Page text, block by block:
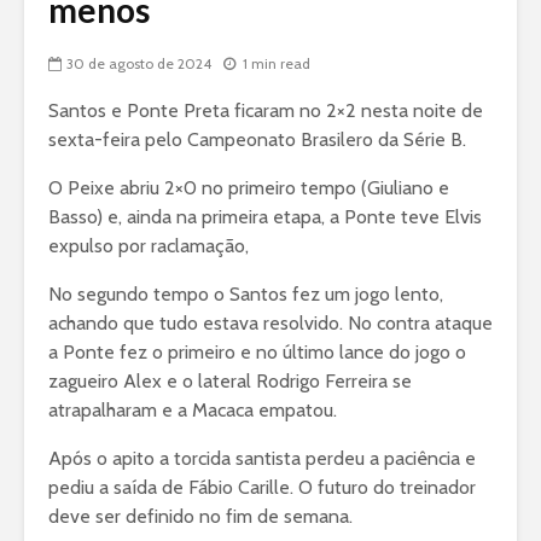
menos
30 de agosto de 2024 1 min read
Santos e Ponte Preta ficaram no 2×2 nesta noite de
sexta-feira pelo Campeonato Brasilero da Série B.
O Peixe abriu 2×0 no primeiro tempo (Giuliano e
Basso) e, ainda na primeira etapa, a Ponte teve Elvis
expulso por raclamação,
No segundo tempo o Santos fez um jogo lento,
achando que tudo estava resolvido. No contra ataque
a Ponte fez o primeiro e no último lance do jogo o
zagueiro Alex e o lateral Rodrigo Ferreira se
atrapalharam e a Macaca empatou.
Após o apito a torcida santista perdeu a paciência e
pediu a saída de Fábio Carille. O futuro do treinador
deve ser definido no fim de semana.